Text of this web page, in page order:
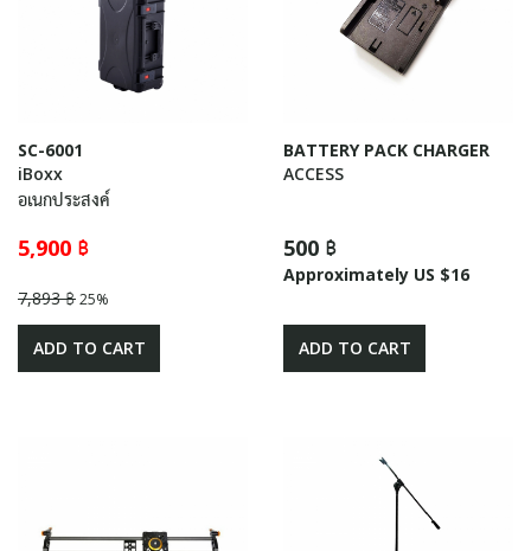
SC-6001
iBoxx
อเนกประสงค์
5,900 ฿
7,893 ฿25%
ADD TO CART
BATTERY PACK CHARGER
ACCESS
500 ฿
Approximately US $16
ADD TO CART